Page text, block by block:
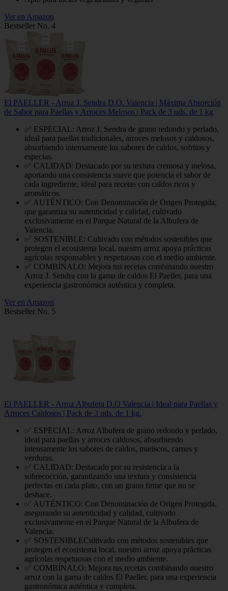
Ver en Amazon
Bestseller No. 4
El PAELLER - Arroz J. Sendra D.O. Valencia | Máxima Absorción
de Sabor para Paellas y Arroces Melosos | Pack de 3 uds. de 1 kg
✅ ESPECIAL: Arroz J. Sendra de grano redondo y perlado,
ideal para paellas tradicionales, arroces melosos y caldosos,
absorbiendo intensamente los sabores de caldos, sofritos y
especias.
✅ CALIDAD: Destacado por su textura cremosa y melosa,
aportando una consistencia suave que potencia el sabor de
cada ingrediente, ideal para recetas con caldos ricos y
aromáticos.
✅ AUTÉNTICO: Con Denominación de Origen Protegida,
que garantiza su autenticidad y calidad, cultivado
exclusivamente en el Parque Natural de la Albufera de
Valencia.
✅ SOSTENIBLE: Cultivado con métodos sostenibles que
protegen el ecosistema local, nuestro arroz apoya prácticas
agrícolas responsables y respetuosas con el medio ambiente.
✅ COMBÍNALO: Mejora tus recetas combinando nuestro
Arroz J. Sendra con la gama de caldos El Paeller, para una
experiencia gastronómica auténtica y completa.
Ver en Amazon
Bestseller No. 5
El PAELLER - Arroz Albufera D.O Valencia | Ideal para Paellas y
Arroces Caldosos | Pack de 3 uds. de 1 kg.
✅ ESPECIAL: Arroz Albufera de grano redondo y perlado,
ideal para paellas y arroces caldosos, absorbiendo
intensamente los sabores de caldos, mariscos, carnes y
verduras.
✅ CALIDAD: Destacado por su resistencia a la
sobrecocción, garantizando una textura y consistencia
perfectas en cada plato, con un grano firme que no se
deshace.
✅ AUTÉNTICO: Con Denominación de Origen Protegida,
asegurando su autenticidad y calidad, cultivado
exclusivamente en el Parque Natural de la Albufera de
Valencia.
✅ SOSTENIBLECultivado con métodos sostenibles que
protegen el ecosistema local, nuestro arroz apoya prácticas
agrícolas respetuosas con el medio ambiente.
✅ COMBÍNALO: Mejora tus recetas combinando nuestro
arroz con la gama de caldos El Paeller, para una experiencia
gastronómica auténtica y completa.